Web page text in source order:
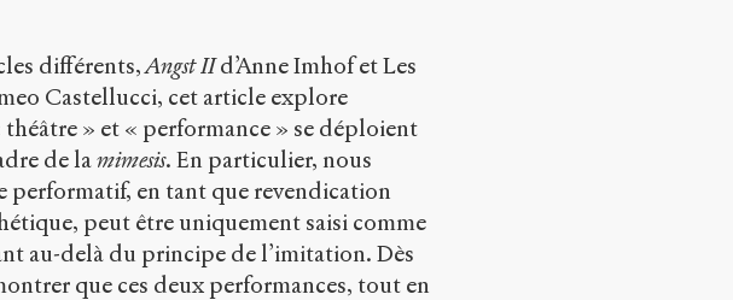
différents,Angst IId’Anne Imhof et Les
Castellucci, cet article explore
» et « performance » se déploient
de lamimesis. En particulier, nous
performatif, en tant que revendication
peut être uniquement saisi comme
au-delà du principe de l’imitation. Dès
que ces deux performances, tout en